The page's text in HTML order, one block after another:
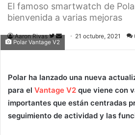
El famoso smartwatch de
bienvenida a varias mejoras
Aaron Rivas
Follow
Send21 octubre, 2021
Polar Vantage V2
Polar ha lanzado una nueva
para el Vantage V2 que viene con
importantes que están centradas
seguimiento de actividad y las